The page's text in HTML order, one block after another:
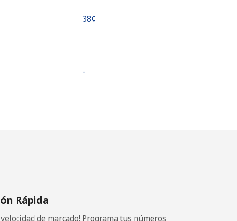
⁦38¢⁩
-
Rápida
de marcado! Programa tus números